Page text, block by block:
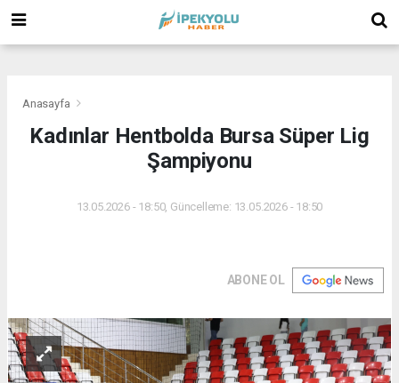
Anasayfa
Kadınlar Hentbolda Bursa Süper Lig
Şampiyonu
13.05.2026 - 18:50, Güncelleme: 13.05.2026 - 18:50
ABONE OL